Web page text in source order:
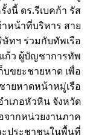
งนี้ ดร.รีเบคก้า รัส
หน้าที่บริหาร สาย
ทฯ ร่วมกับทัพเรือ
ก้ว ผู้บัญชาการทัพ
บขยะชายหาด เพื่อ
ยหาดหน้าหมู่เรือ
เภอหัวหิน จังหวัด
ากหน่วยงานภาค
ประชาชนในพื้นที่